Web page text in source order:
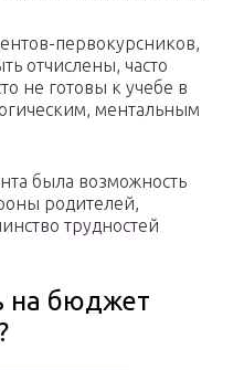
первокурсников,
отчислены, часто
не готовы к учебе в
ментальным
была возможность
родителей,
трудностей
на бюджет